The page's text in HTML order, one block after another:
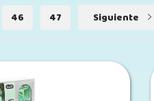
46 47 Siguiente